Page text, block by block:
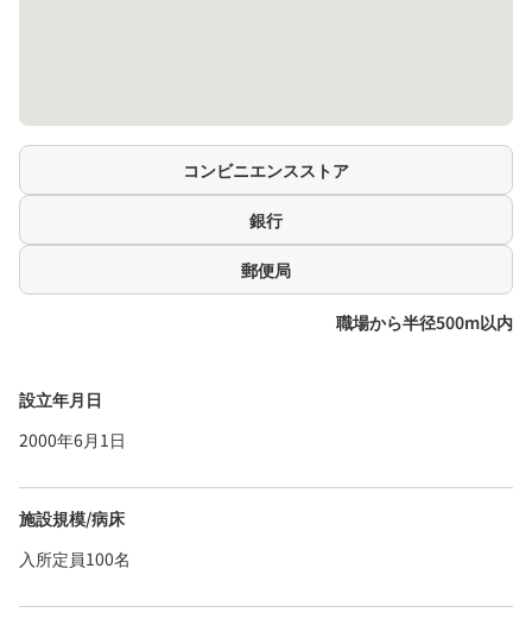
コンビニエンスストア
銀行
郵便局
職場から半径500m以内
設立年月日
2000年6月1日
施設規模/病床
入所定員100名